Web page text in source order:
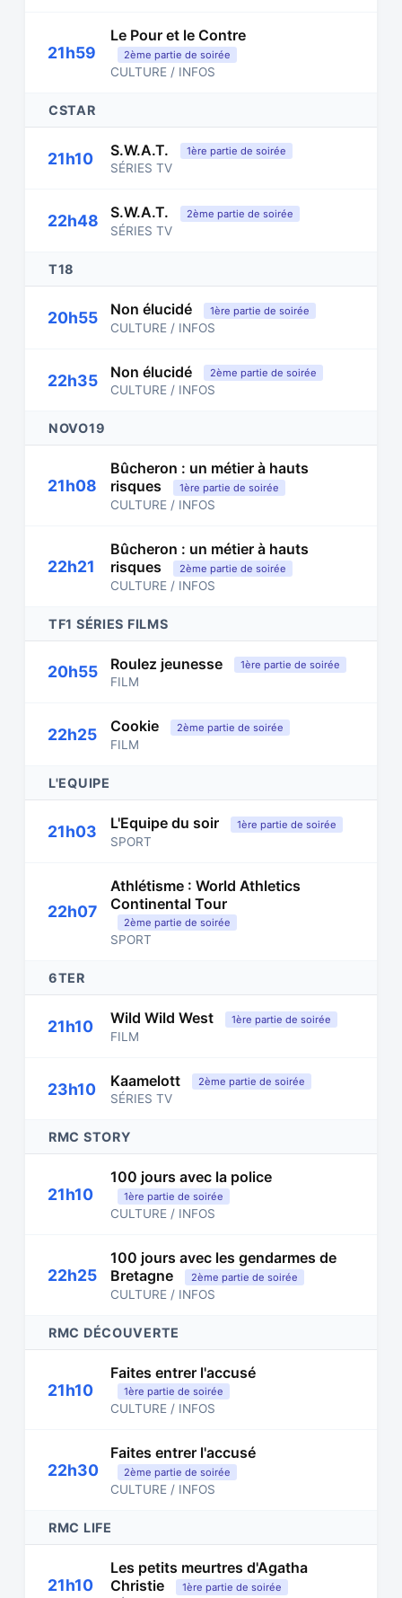
21h59
Le Pour et le Contre
2ème partie de soirée
CULTURE / INFOS
CSTAR
21h10 S.W.A.T. 1ère partie de soirée
SÉRIES TV
22h48 S.W.A.T. 2ème partie de soirée
SÉRIES TV
T18
20h55 Non élucidé 1ère partie de soirée
CULTURE / INFOS
22h35 Non élucidé 2ème partie de soirée
CULTURE / INFOS
NOVO19
21h08
Bûcheron : un métier à hauts
risques
1ère partie de soirée
CULTURE / INFOS
22h21
Bûcheron : un métier à hauts
risques
2ème partie de soirée
CULTURE / INFOS
TF1 SÉRIES FILMS
20h55 Roulez jeunesse 1ère partie de soirée
FILM
22h25 Cookie 2ème partie de soirée
FILM
L'EQUIPE
21h03 L'Equipe du soir 1ère partie de soirée
SPORT
22h07
Athlétisme : World Athletics
Continental Tour
2ème partie de soirée
SPORT
6TER
21h10 Wild Wild West 1ère partie de soirée
FILM
23h10 Kaamelott 2ème partie de soirée
SÉRIES TV
RMC STORY
21h10
100 jours avec la police
1ère partie de soirée
CULTURE / INFOS
22h25
100 jours avec les gendarmes de
Bretagne
2ème partie de soirée
CULTURE / INFOS
RMC DÉCOUVERTE
21h10
Faites entrer l'accusé
1ère partie de soirée
CULTURE / INFOS
22h30
Faites entrer l'accusé
2ème partie de soirée
CULTURE / INFOS
RMC LIFE
21h10
Les petits meurtres d'Agatha
Christie
1ère partie de soirée